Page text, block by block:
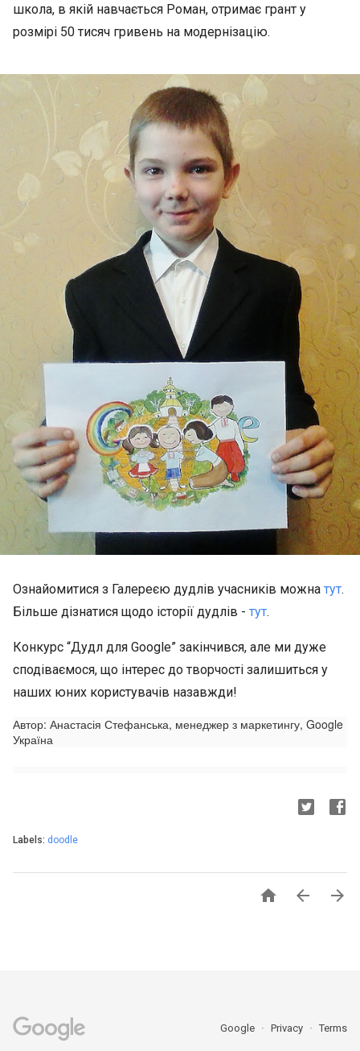
школа, в якій навчається Роман, отримає грант у
розмірі 50 тисяч гривень на модернізацію.
Ознайомитися з Галереєю дудлів учасників можна тут.
Більше дізнатися щодо історії дудлів - тут.
Конкурс “Дудл для Google” закінчився, але ми дуже
сподіваємося, що інтерес до творчості залишиться у
наших юних користувачів назавжди!
Автор: Анастасія Стефанська, менеджер з маркетингу, Google
Україна
Labels: doodle
  
Google Privacy Terms